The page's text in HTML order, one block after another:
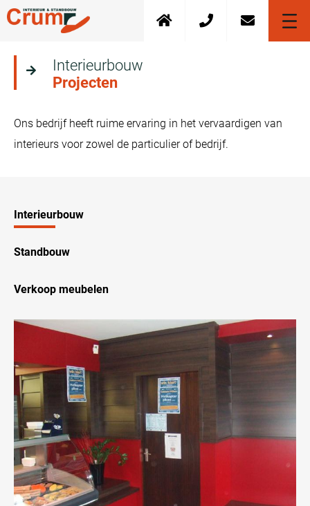
Interieurbouw
Projecten
Ons bedrijf heeft ruime ervaring in het vervaardigen van
interieurs voor zowel de particulier of bedrijf.
Interieurbouw
Standbouw
Verkoop meubelen